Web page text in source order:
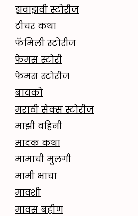
झवाझवी स्टोरीज
टीचर कथा
फॅमिली स्टोरीज
फेमस स्टोरी
फेमस स्टोरीज
बायको
मराठी सेक्स स्टोरीज
माझी वहिनी
मादक कथा
मामाची मुलगी
मामी भाचा
मावशी
मावस बहीण